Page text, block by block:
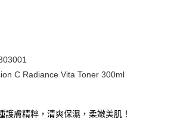
C Radiance Vita Toner 300ml
護膚精粹，清爽保濕，柔嫩美肌！